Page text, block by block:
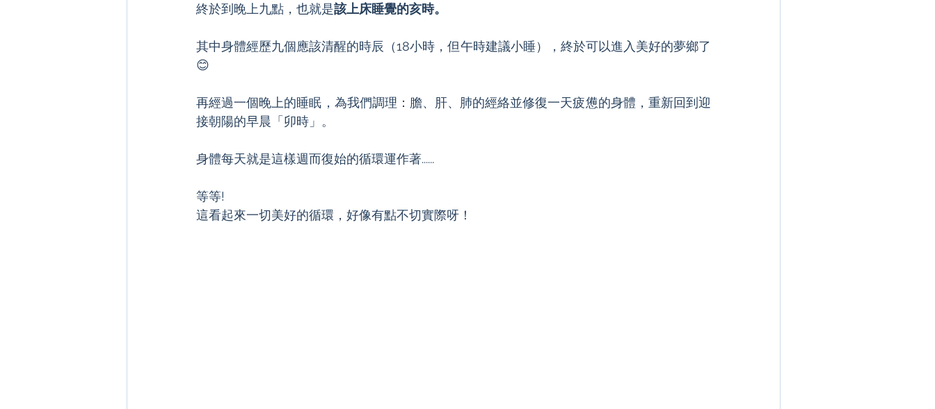
終於到晚上九點，也就是該上床睡覺的亥時。
其中身體經歷九個應該清醒的時辰（18小時，但午時建議小睡），終於可以進入美好的夢鄉了
😊
再經過一個晚上的睡眠，為我們調理：膽、肝、肺的經絡並修復一天疲憊的身體，重新回到迎
接朝陽的早晨「卯時」。
身體每天就是這樣週而復始的循環運作著......
等等!
這看起來一切美好的循環，好像有點不切實際呀！